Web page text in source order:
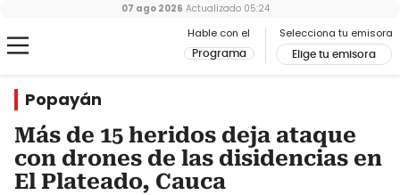
Hable con el
Programa
Selecciona tu emisora
Elige tu emisora
07 ago 2026 Actualizado 05:24
Popayán
Más de 15 heridos deja ataque
con drones de las disidencias en
El Plateado, Cauca